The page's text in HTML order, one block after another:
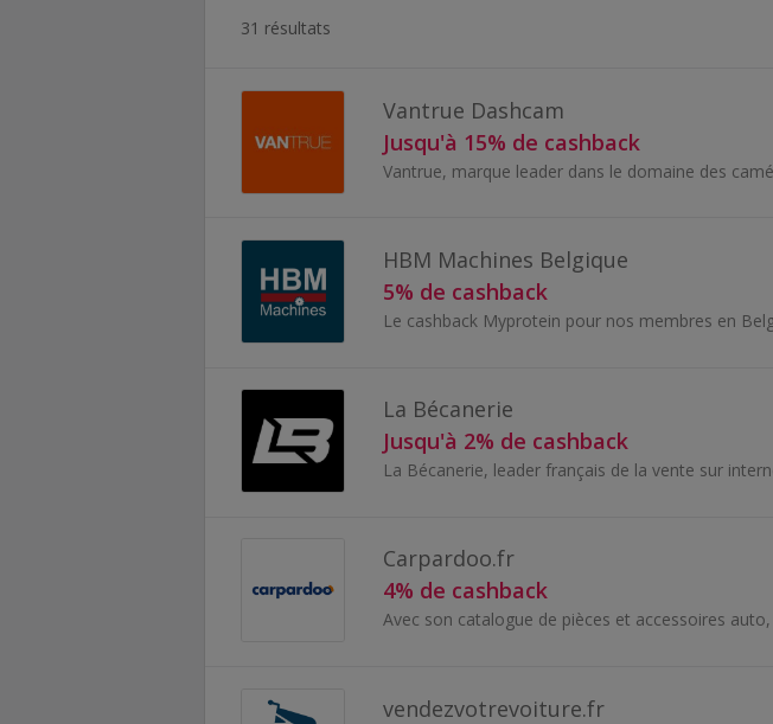
31 résultats
Vantrue Dashcam
Jusqu'à 15% de cashback
HBM Machines Belgique
5% de cashback
La Bécanerie
Jusqu'à 2% de cashback
Carpardoo.fr
4% de cashback
vendezvotrevoiture.fr